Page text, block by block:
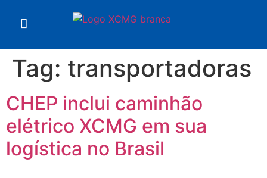
Tag: transportadoras
CHEP inclui caminhão
elétrico XCMG em sua
logística no Brasil